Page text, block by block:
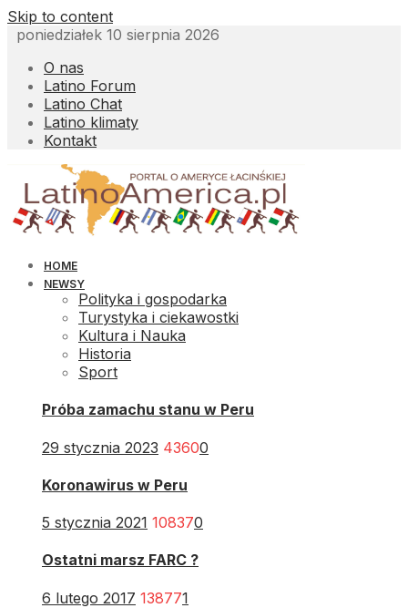
Skip to content
poniedziałek 10 sierpnia 2026
O nas
Latino Forum
Latino Chat
Latino klimaty
Kontakt
HOME
NEWSY
Polityka i gospodarka
Turystyka i ciekawostki
Kultura i Nauka
Historia
Sport
Próba zamachu stanu w Peru
29 stycznia 2023 43600
Koronawirus w Peru
5 stycznia 2021 108370
Ostatni marsz FARC ?
6 lutego 2017 138771